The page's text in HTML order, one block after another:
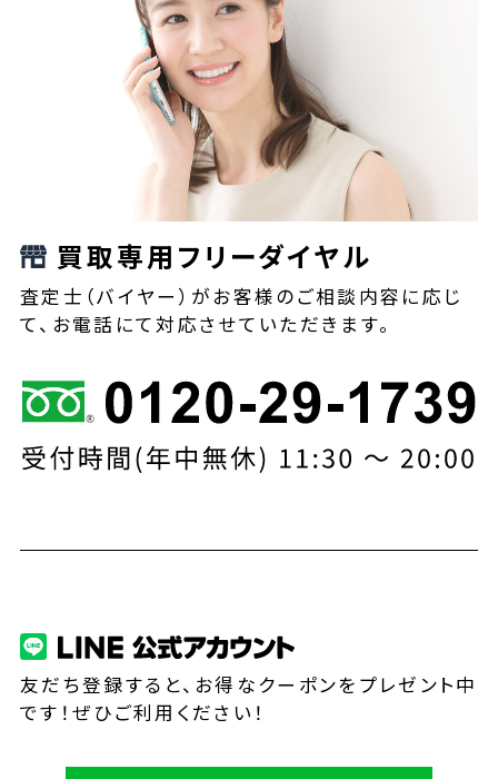
買取専用フリーダイヤル
査定士（バイヤー）がお客様のご相談内容に応じ
て、お電話にて対応させていただきます。
友だち登録すると、お得なクーポンをプレゼント中
です！ぜひご利用ください！